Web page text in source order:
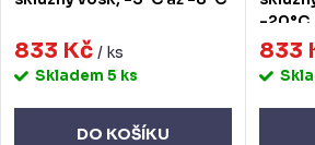
833 Kč / ks
Skladem 5 ks
DO KOŠÍKU
-20°C
833